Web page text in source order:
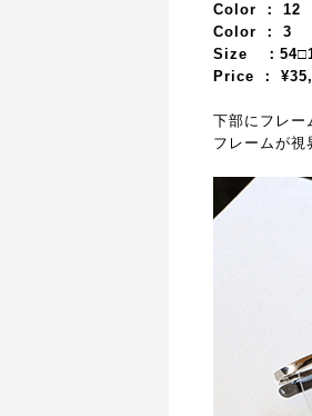
Color ： 12
Color ： 3
Size ：
Price ：
下部にフレー
フレームが視